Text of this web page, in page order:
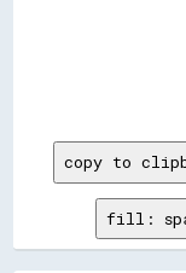
░░
copy to
fill: